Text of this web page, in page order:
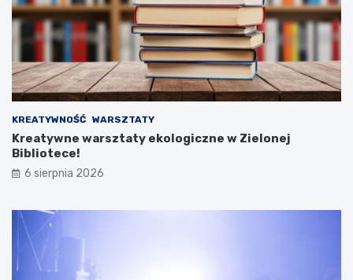
KREATYWNOŚĆ WARSZTATY
Kreatywne warsztaty ekologiczne w Zielonej
Bibliotece!
6 sierpnia 2026